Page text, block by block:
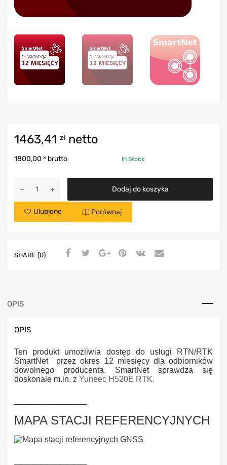
1463,41 zł netto
1800,00 zł brutto In Stock
Dodaj do koszyka
Ulubione Porównaj
SHARE (0)
OPIS
OPIS
Ten produkt umożliwia dostęp do usługi RTN/RTK
SmartNet przez okres 12 miesięcy dla odbiorników
dowolnego producenta. SmartNet sprawdza się
doskonale m.in. z Yuneec H520E RTK.
MAPA STACJI REFERENCYJNYCH